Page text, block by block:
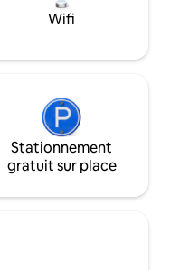
Wifi
Stationnement
gratuit sur place